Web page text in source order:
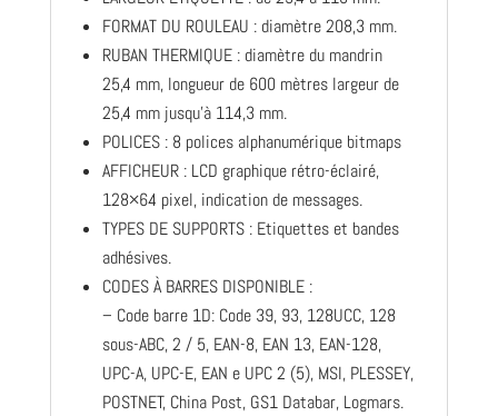
FORMAT DU ROULEAU : diamètre 208,3 mm.
RUBAN THERMIQUE : diamètre du mandrin
25,4 mm, longueur de 600 mètres largeur de
25,4 mm jusqu’à 114,3 mm.
POLICES : 8 polices alphanumérique bitmaps
AFFICHEUR : LCD graphique rétro-éclairé,
128×64 pixel, indication de messages.
TYPES DE SUPPORTS : Etiquettes et bandes
adhésives.
CODES À BARRES DISPONIBLE :
– Code barre 1D: Code 39, 93, 128UCC, 128
sous-ABC, 2 / 5, EAN-8, EAN 13, EAN-128,
UPC-A, UPC-E, EAN e UPC 2 (5), MSI, PLESSEY,
POSTNET, China Post, GS1 Databar, Logmars.